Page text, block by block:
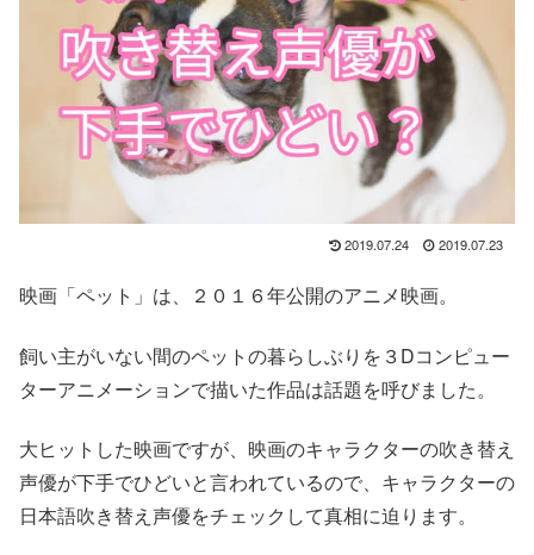
2019.07.24 2019.07.23
映画 「ペット」 は、２０１６年公開のアニメ映画。
飼い主がいない間のペットの暮らしぶりを３Dコンピュー
ターアニメーションで描いた作品は話題を呼びました。
大ヒットした映画ですが、映画のキャラクターの吹き替え
声優が下手でひどいと言われているので、キャラクターの
日本語吹き替え声優をチェックして真相に迫ります。